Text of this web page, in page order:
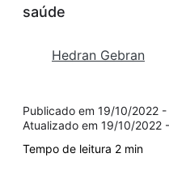
saúde
Hedran Gebran
19/10/2022 -
19/10/2022